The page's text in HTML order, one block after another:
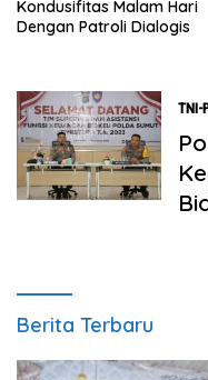
Kondusifitas Malam Hari
Dengan Patroli Dialogis
TNI-
Berita Terbaru